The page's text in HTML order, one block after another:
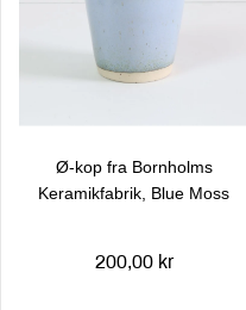
Ø-kop fra Bornholms
Keramikfabrik, Blue Moss
200,00 kr